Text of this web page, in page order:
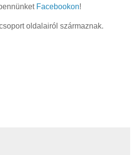
Facebookon!
oldalairól származnak.